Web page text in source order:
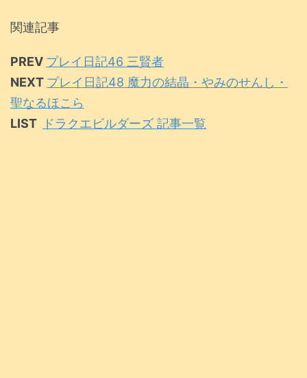
関連記事
PREV プレイ日記46 三賢者
NEXT プレイ日記48 魔力の結晶・やみのせんし・
聖なるほこら
LIST
ドラクエビルダーズ 記事一覧